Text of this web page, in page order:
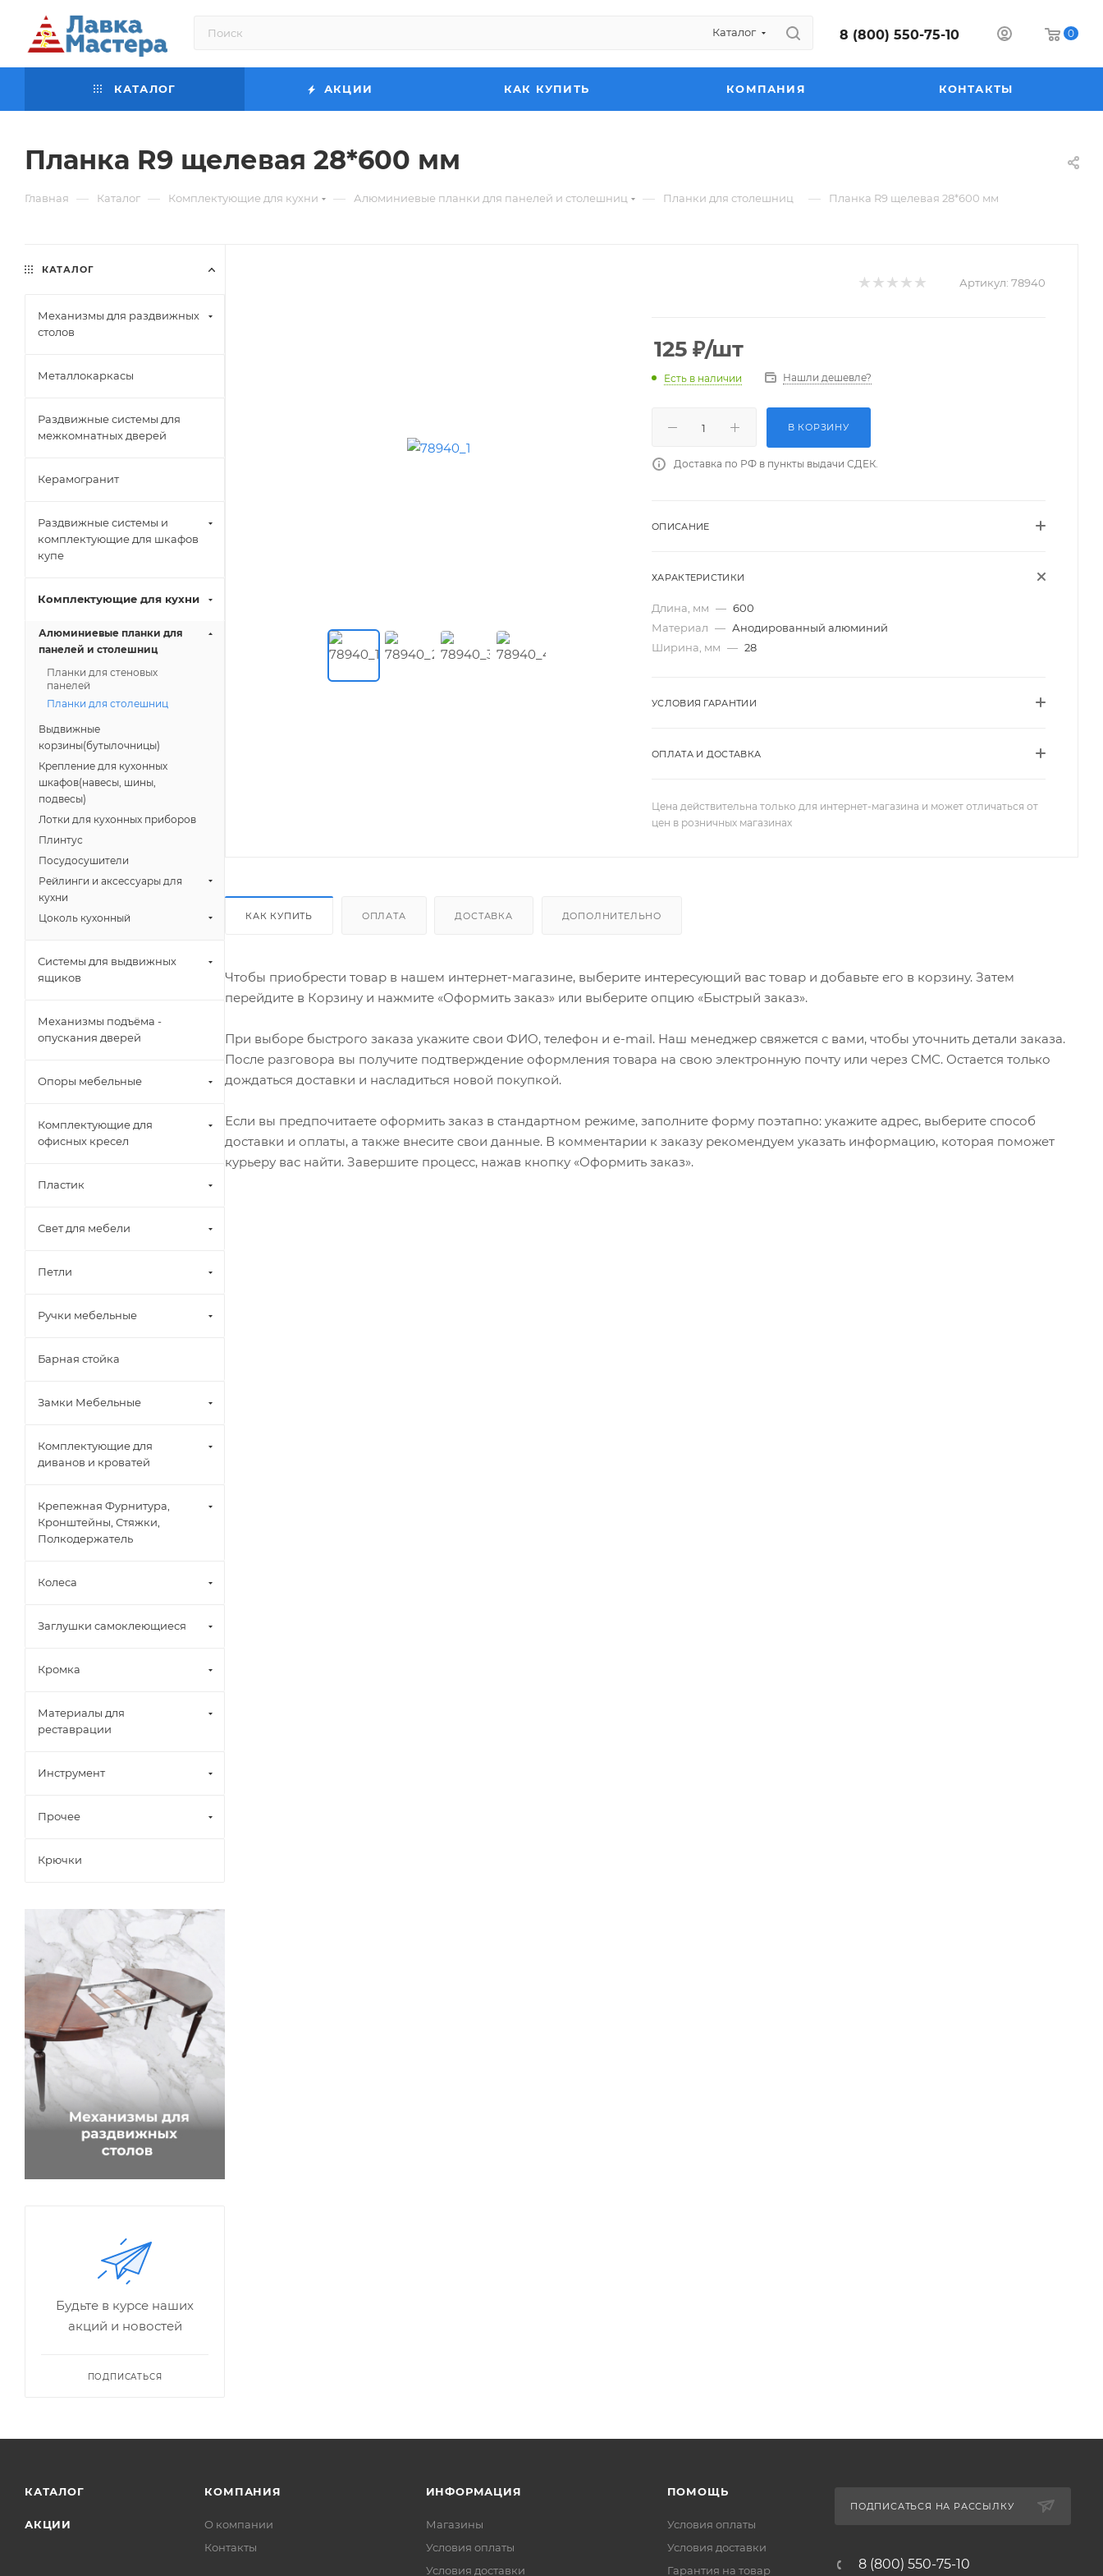
Каталог 8 (800) 550-75-10 0
КАТАЛОГ АКЦИИ КАК КУПИТЬ КОМПАНИЯ КОНТАКТЫ
Планка R9 щелевая 28*600 мм
Главная — Каталог — Комплектующие для кухни — Алюминиевые планки для панелей и столешниц — Планки для столешниц — Планка R9 щелевая 28*600 мм
Артикул: 78940
125 ₽/шт
Есть в наличии Нашли дешевле?
В КОРЗИНУ
Доставка по РФ в пункты выдачи СДЕК.
ОПИСАНИЕ
ХАРАКТЕРИСТИКИ
Длина, мм — 600
Материал — Анодированный алюминий
Ширина, мм — 28
УСЛОВИЯ ГАРАНТИИ
ОПЛАТА И ДОСТАВКА
Цена действительна только для интернет-магазина и может отличаться от
цен в розничных магазинах
КАК КУПИТЬ ОПЛАТА ДОСТАВКА ДОПОЛНИТЕЛЬНО
Чтобы приобрести товар в нашем интернет-магазине, выберите интересующий вас товар и добавьте его в корзину. Затем
перейдите в Корзину и нажмите «Оформить заказ» или выберите опцию «Быстрый заказ».
При выборе быстрого заказа укажите свои ФИО, телефон и e-mail. Наш менеджер свяжется с вами, чтобы уточнить детали заказа.
После разговора вы получите подтверждение оформления товара на свою электронную почту или через СМС. Остается только
дождаться доставки и насладиться новой покупкой.
Если вы предпочитаете оформить заказ в стандартном режиме, заполните форму поэтапно: укажите адрес, выберите способ
доставки и оплаты, а также внесите свои данные. В комментарии к заказу рекомендуем указать информацию, которая поможет
курьеру вас найти. Завершите процесс, нажав кнопку «Оформить заказ».
КАТАЛОГ
Механизмы для раздвижных
столов
Металлокаркасы
Раздвижные системы для
межкомнатных дверей
Керамогранит
Раздвижные системы и
комплектующие для шкафов
купе
Комплектующие для кухни
Алюминиевые планки для
панелей и столешниц
Планки для стеновых
панелей
Планки для столешниц
Выдвижные
корзины(бутылочницы)
Крепление для кухонных
шкафов(навесы, шины,
подвесы)
Лотки для кухонных приборов
Плинтус
Посудосушители
Рейлинги и аксессуары для
кухни
Цоколь кухонный
Системы для выдвижных
ящиков
Механизмы подъёма -
опускания дверей
Опоры мебельные
Комплектующие для
офисных кресел
Пластик
Свет для мебели
Петли
Ручки мебельные
Барная стойка
Замки Мебельные
Комплектующие для
диванов и кроватей
Крепежная Фурнитура,
Кронштейны, Стяжки,
Полкодержатель
Колеса
Заглушки самоклеющиеся
Кромка
Материалы для
реставрации
Инструмент
Прочее
Крючки
Будьте в курсе наших
акций и новостей
ПОДПИСАТЬСЯ
КАТАЛОГ
АКЦИИ
КОМПАНИЯ
О компании
Контакты
ИНФОРМАЦИЯ
Магазины
Условия оплаты
Условия доставки
ПОМОЩЬ
Условия оплаты
Условия доставки
Гарантия на товар
ПОДПИСАТЬСЯ НА РАССЫЛКУ
8 (800) 550-75-10